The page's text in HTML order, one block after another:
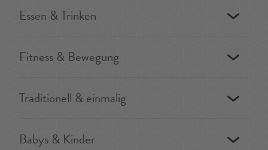
Essen & Trinken
Fitness & Bewegung
Traditionell & einmalig
Babys & Kinder